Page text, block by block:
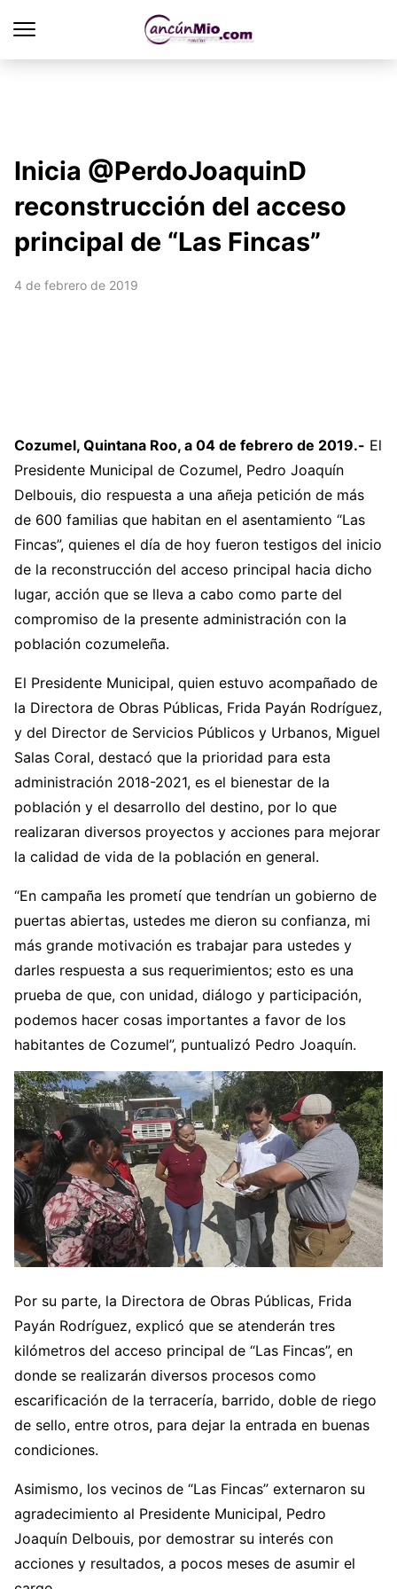
Inicia @PerdoJoaquinD
reconstrucción del acceso
principal de “Las Fincas”
4 de febrero de 2019
Cozumel, Quintana Roo, a 04 de febrero de 2019.- El
Presidente Municipal de Cozumel, Pedro Joaquín
Delbouis, dio respuesta a una añeja petición de más
de 600 familias que habitan en el asentamiento “Las
Fincas”, quienes el día de hoy fueron testigos del inicio
de la reconstrucción del acceso principal hacia dicho
lugar, acción que se lleva a cabo como parte del
compromiso de la presente administración con la
población cozumeleña.
El Presidente Municipal, quien estuvo acompañado de
la Directora de Obras Públicas, Frida Payán Rodríguez,
y del Director de Servicios Públicos y Urbanos, Miguel
Salas Coral, destacó que la prioridad para esta
administración 2018-2021, es el bienestar de la
población y el desarrollo del destino, por lo que
realizaran diversos proyectos y acciones para mejorar
la calidad de vida de la población en general.
“En campaña les prometí que tendrían un gobierno de
puertas abiertas, ustedes me dieron su confianza, mi
más grande motivación es trabajar para ustedes y
darles respuesta a sus requerimientos; esto es una
prueba de que, con unidad, diálogo y participación,
podemos hacer cosas importantes a favor de los
habitantes de Cozumel”, puntualizó Pedro Joaquín.
Por su parte, la Directora de Obras Públicas, Frida
Payán Rodríguez, explicó que se atenderán tres
kilómetros del acceso principal de “Las Fincas”, en
donde se realizarán diversos procesos como
escarificación de la terracería, barrido, doble de riego
de sello, entre otros, para dejar la entrada en buenas
condiciones.
Asimismo, los vecinos de “Las Fincas” externaron su
agradecimiento al Presidente Municipal, Pedro
Joaquín Delbouis, por demostrar su interés con
acciones y resultados, a pocos meses de asumir el